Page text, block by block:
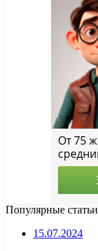
Популярные статьи
15.07.2024